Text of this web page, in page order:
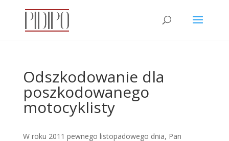
Odszkodowanie dla
poszkodowanego
motocyklisty
W roku 2011 pewnego listopadowego dnia, Pan